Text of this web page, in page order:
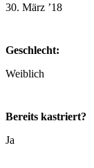
30. März ’18
Geschlecht:
Weiblich
Bereits kastriert?
Ja